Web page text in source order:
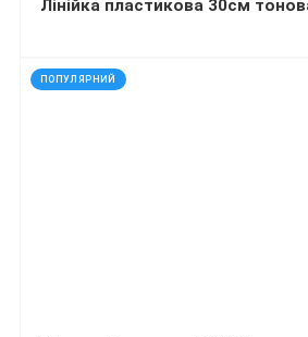
Лінійка пластикова 30см
ПОПУЛЯРНИЙ
код: 7512